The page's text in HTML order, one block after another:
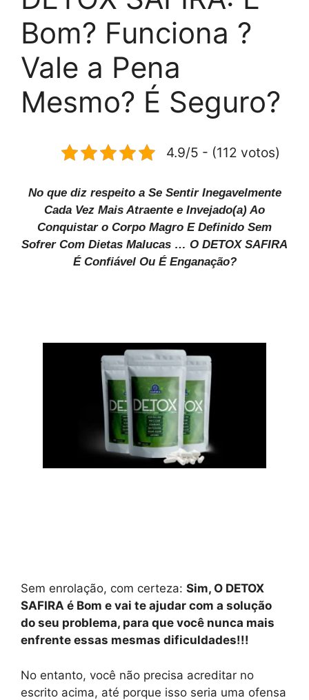
Bom? Funciona ?
Vale a Pena
Mesmo? É Seguro?
4.9/5 - (112 votos)
No que diz respeito a Se Sentir Inegavelmente
Cada Vez Mais Atraente e Invejado(a) Ao
Conquistar o Corpo Magro E Definido Sem
Sofrer Com Dietas Malucas … O DETOX SAFIRA
É Confiável Ou É Enganação?
Sem enrolação, com certeza: Sim, O DETOX
SAFIRA é Bom e vai te ajudar com a solução
do seu problema, para que você nunca mais
enfrente essas mesmas dificuldades!!!
No entanto, você não precisa acreditar no
escrito acima, até porque isso seria uma ofensa